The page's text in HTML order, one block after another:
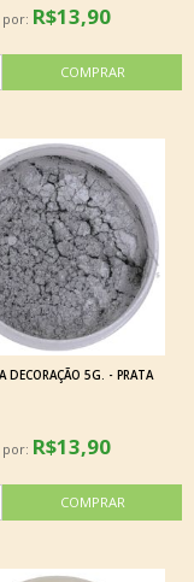
por: R$13,90
DECORAÇÃO 5G. - PRATA
por: R$13,90